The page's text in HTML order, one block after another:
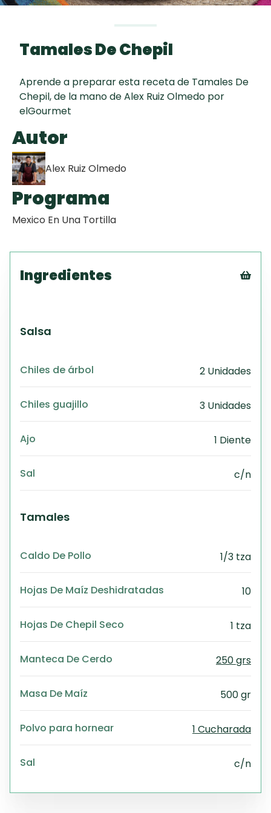
Chispas de
Hot Pancakes
Red Velvet
Cake
Tamales De Chepil
Aprende a preparar esta receta de Tamales De
Chepil, de la mano de Alex Ruiz Olmedo por
elGourmet
Autor
Alex Ruiz Olmedo
Programa
Mexico En Una Tortilla
Ingredientes
Salsa
Chiles de árbol 2 Unidades
Chiles guajillo 3 Unidades
Ajo 1 Diente
Sal c/n
Tamales
Caldo De Pollo 1/3 tza
Hojas De Maíz Deshidratadas 10
Hojas De Chepil Seco 1 tza
Manteca De Cerdo 250 grs
Masa De Maíz 500 gr
Polvo para hornear 1 Cucharada
Sal c/n